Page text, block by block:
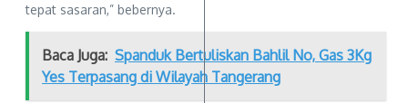
tepat sasaran,” bebernya.
Baca Juga: Spanduk Bertuliskan Bahlil No, Gas 3Kg
Yes Terpasang di Wilayah Tangerang